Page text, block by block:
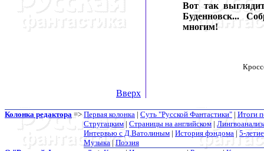
Вот так
Буденновск...
многим!
Вверх
Колонка редактора => Первая колонка | Суть "Русской Фантастики" | Итоги
Стругацким | Страницы на английском |
Интервью с Д.Ватолиным | История фэндома | 5-
Музыка | Поэзия